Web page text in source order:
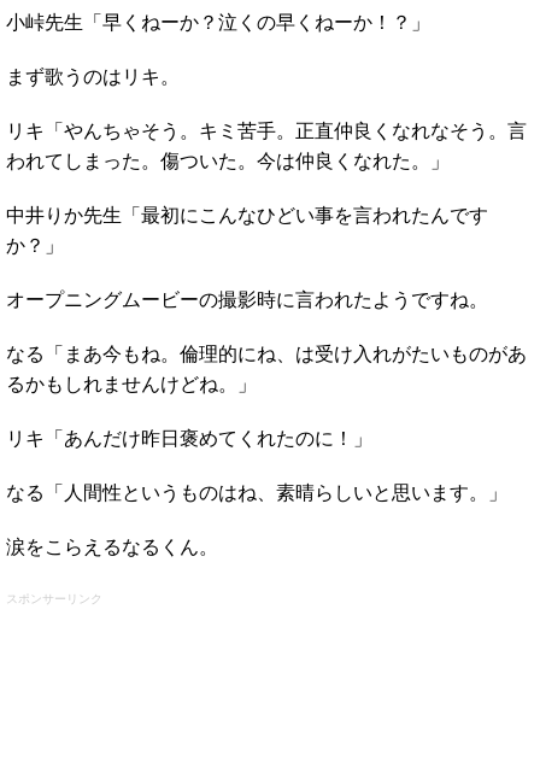
小峠先生「早くねーか？泣くの早くねーか！？」
まず歌うのはリキ。
リキ「やんちゃそう。キミ苦手。正直仲良くなれなそう。言
われてしまった。傷ついた。今は仲良くなれた。」
中井りか先生「最初にこんなひどい事を言われたんです
か？」
オープニングムービーの撮影時に言われたようですね。
なる「まあ今もね。倫理的にね、は受け入れがたいものがあ
るかもしれませんけどね。」
リキ「あんだけ昨日褒めてくれたのに！」
なる「人間性というものはね、素晴らしいと思います。」
涙をこらえるなるくん。
スポンサーリンク